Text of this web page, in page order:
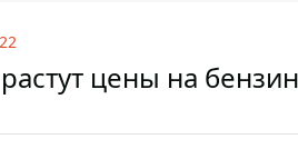
цены на